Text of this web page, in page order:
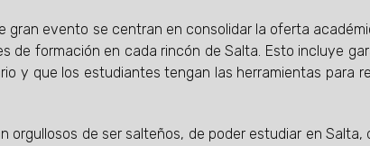
gran evento se centran en consolidar la oferta
de formación en cada rincón de Salta. Esto incluye
y que los estudiantes tengan las herramientas para
orgullosos de ser salteños, de poder estudiar en Salta,